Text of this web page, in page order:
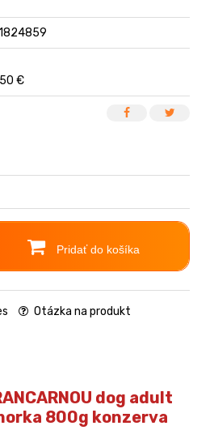
€
Pridať do košíka
Otázka na produkt
dog adult
800g konzerva